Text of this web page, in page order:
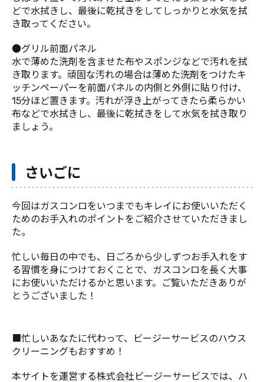
どで水拭きし、最後に乾拭きをしてしっかりと水気を拭
き取ってください。
●グリル前面パネル
水で薄めた洗剤を含ませた布やスポンジなどで汚れを拭
き取ります。頑固な汚れの場合は薄めた洗剤をつけたキ
ッチンペーパーを前面パネルの内側と外側に貼り付け、
15分ほど置きます。汚れが浮き上がってきたら柔らかい
布などで水拭きし、最後に乾拭きをして水気を拭き取り
ましょう。
さいごに
今回はガスコンロをいつまでもキレイにお使いいただく
ためのお手入れのポイントをご紹介させていただきまし
た。
忙しい毎日の中でも、日ごろから少しずつお手入れをす
る習慣を身につけておくことで、ガスコンロを長く大事
にお使いいただけるかと思います。ご覧いただきありが
とうございました！
■忙しいあなたに代わって、ビージーサービスのハウス
クリーニングもおすすめ！
本サイトを運営する株式会社ビージーサービスでは、ハ